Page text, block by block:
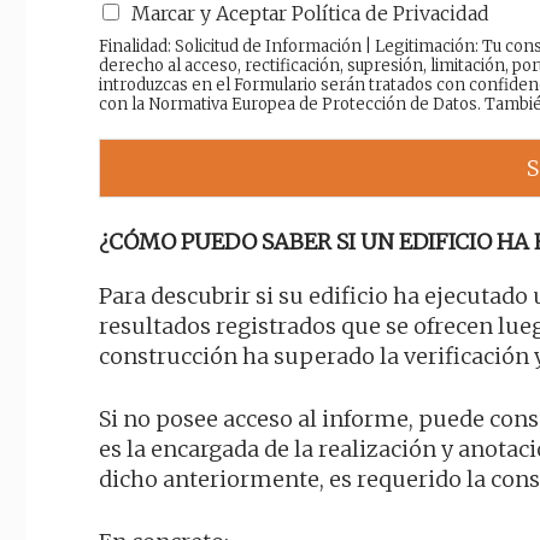
Marcar y Aceptar Política de Privacidad
Finalidad: Solicitud de Información | Legitimación: Tu
derecho al acceso, rectificación, supresión, limitación,
introduzcas en el Formulario serán tratados con
con la Normativa Europea de Protección de Datos.
¿CÓMO PUEDO SABER SI UN EDIFICIO HA
Para descubrir si su edificio ha
resultados registrados que se ofrecen
construcción ha superado la verificación
Si no posee acceso al informe, puede
es la encargada de la realización y
dicho anteriormente, es requerido la